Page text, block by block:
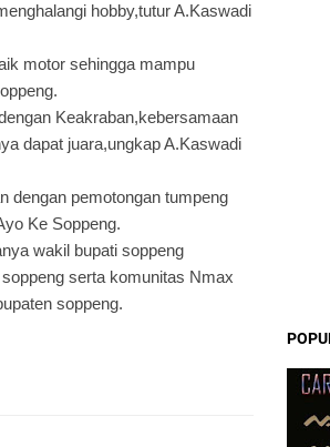
hobby,tutur A.Kaswadi
motor sehingga mampu
Keakraban,kebersamaan
dapat juara,ungkap A.Kaswadi
dengan pemotongan tumpeng
Ke Soppeng.
wakil bupati soppeng
serta komunitas Nmax
soppeng.